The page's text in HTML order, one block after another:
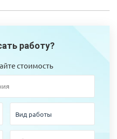
работу?
стоимость